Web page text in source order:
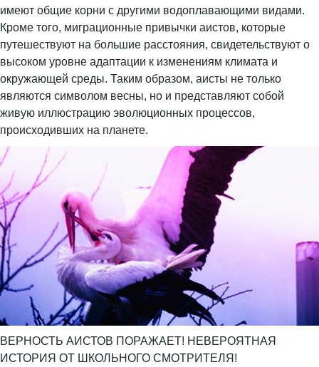
имеют общие корни с другими водоплавающими видами.
Кроме того, миграционные привычки аистов, которые
путешествуют на большие расстояния, свидетельствуют о
высоком уровне адаптации к изменениям климата и
окружающей среды. Таким образом, аисты не только
являются символом весны, но и представляют собой
живую иллюстрацию эволюционных процессов,
происходивших на планете.
ВЕРНОСТЬ АИСТОВ ПОРАЖАЕТ! НЕВЕРОЯТНАЯ
ИСТОРИЯ ОТ ШКОЛЬНОГО СМОТРИТЕЛЯ!